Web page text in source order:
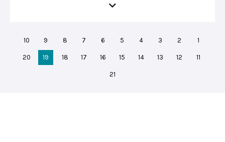
1
2
3
4
5
6
7
8
9
10
11
12
13
14
15
16
17
18
19
20
21